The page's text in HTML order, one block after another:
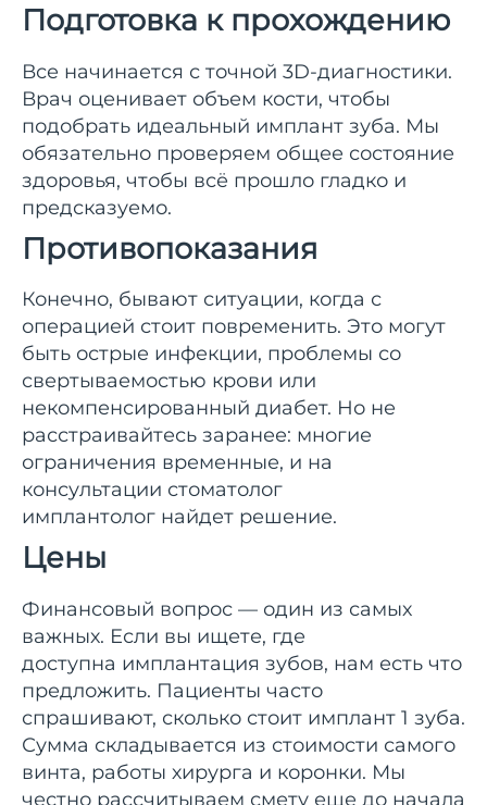
Подготовка к прохождению
Все начинается с точной 3D-диагностики.
Врач оценивает объем кости, чтобы
подобрать идеальный имплант зуба. Мы
обязательно проверяем общее состояние
здоровья, чтобы всё прошло гладко и
предсказуемо.
Противопоказания
Конечно, бывают ситуации, когда с
операцией стоит повременить. Это могут
быть острые инфекции, проблемы со
свертываемостью крови или
некомпенсированный диабет. Но не
расстраивайтесь заранее: многие
ограничения временные, и на
консультации стоматолог
имплантолог найдет решение.
Цены
Финансовый вопрос — один из самых
важных. Если вы ищете, где
доступна имплантация зубов, нам есть что
предложить. Пациенты часто
спрашивают, сколько стоит имплант 1 зуба.
Сумма складывается из стоимости самого
винта, работы хирурга и коронки. Мы
честно рассчитываем смету еще до начала